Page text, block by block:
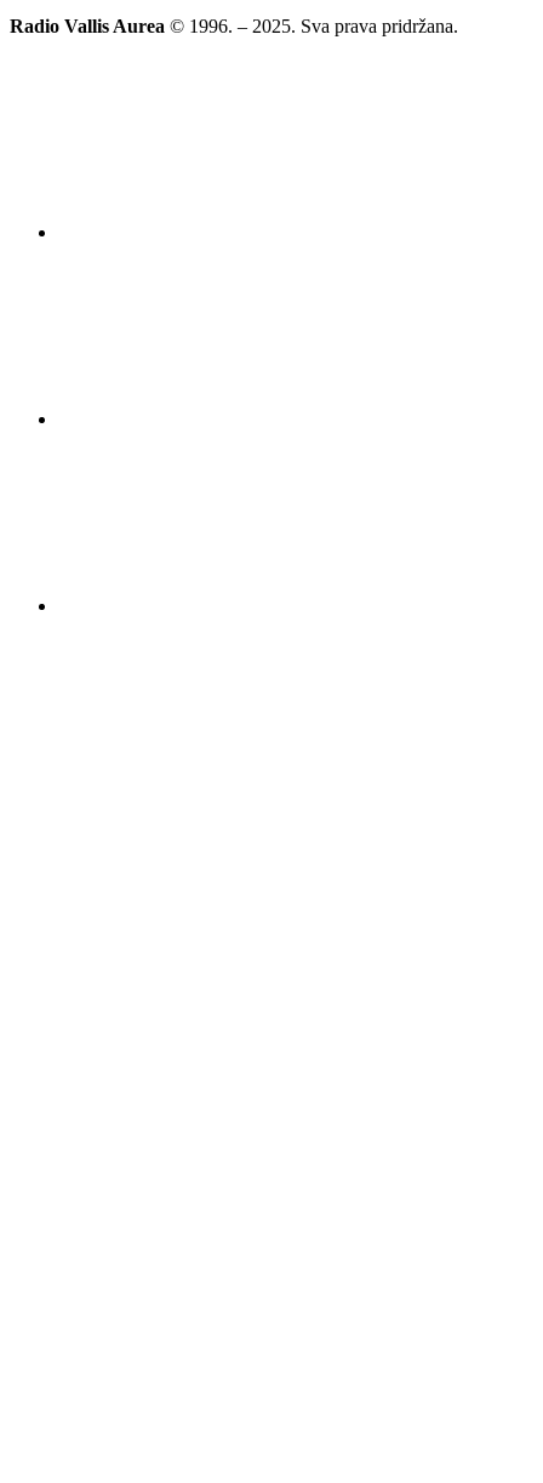
Radio Vallis Aurea © 1996. – 2025. Sva prava pridržana.